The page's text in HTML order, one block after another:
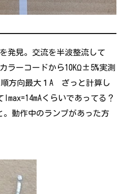
発見。交流を半波整流して
ラーコードから10KΩ±5%実測
順方向最大１A ざっと計算し
くらいであってる？
。動作中のランプがあった方